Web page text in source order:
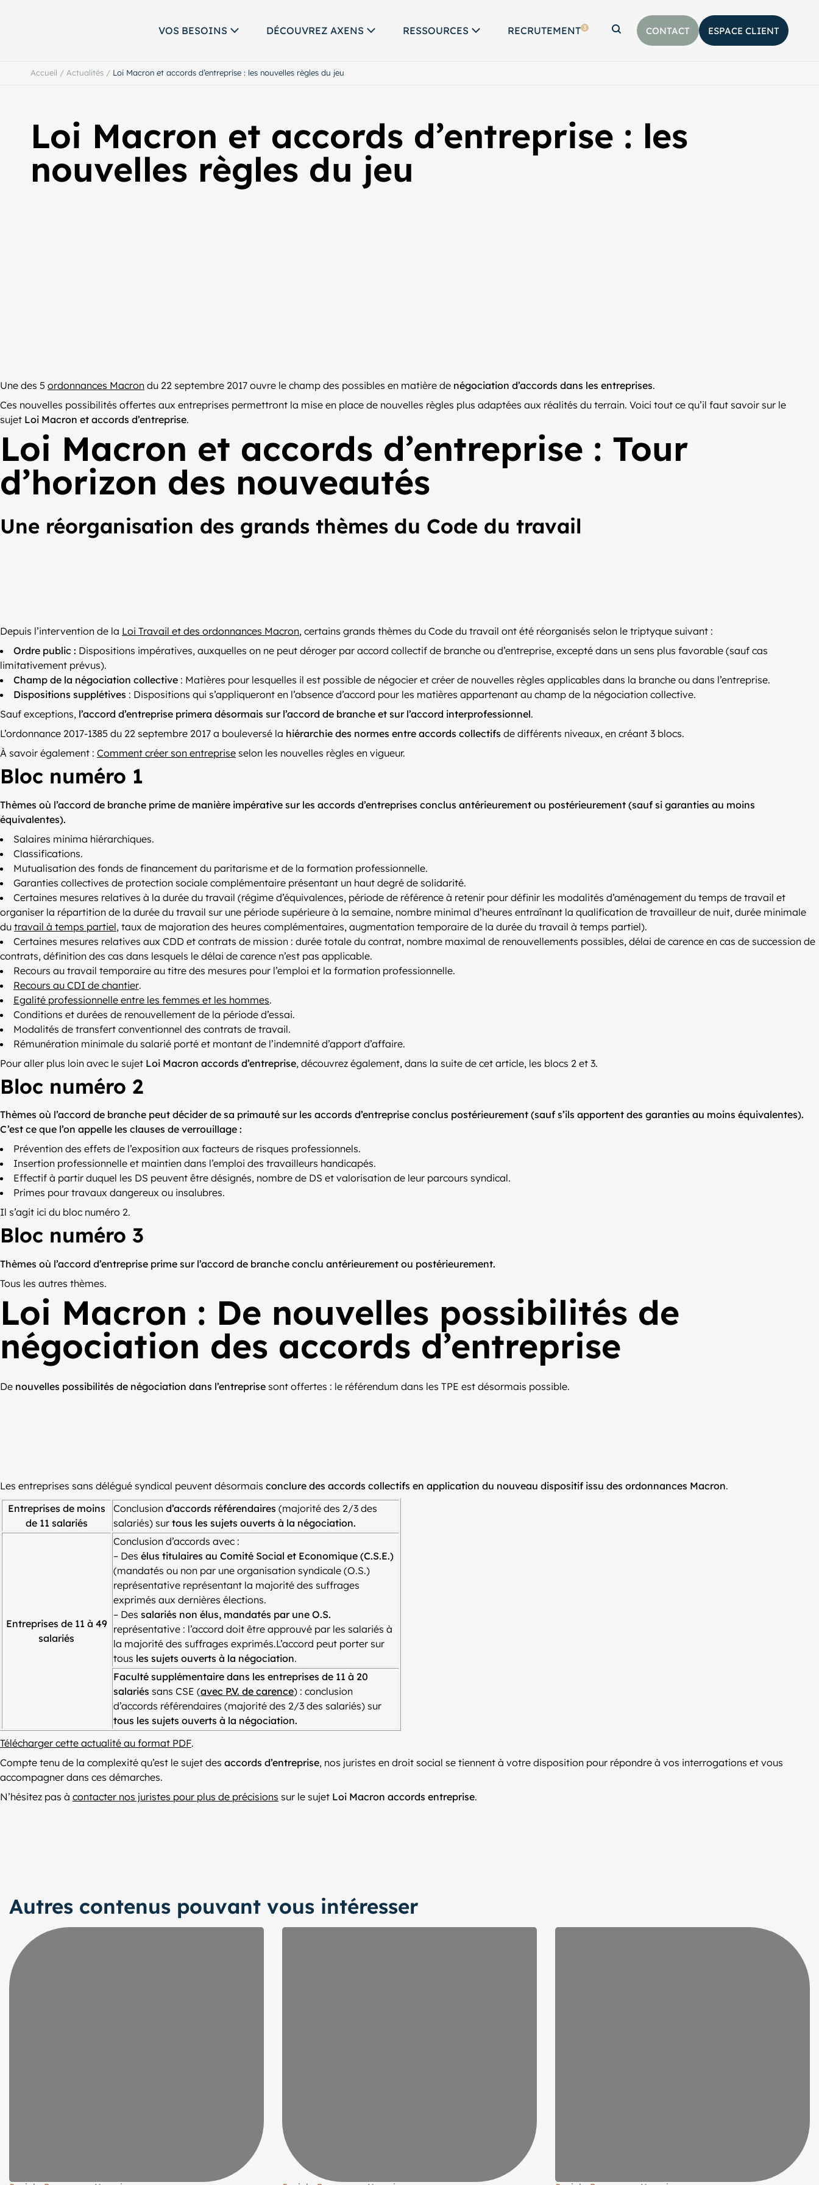
VOS BESOINS DÉCOUVREZ AXENS RESSOURCES RECRUTEMENT 3
Afficher la barre de recherche
CONTACT ESPACE CLIENT
Accueil / Actualités / Loi Macron et accords d’entreprise : les nouvelles règles du jeu
Loi Macron et accords d’entreprise : les
nouvelles règles du jeu
Une des 5 ordonnances Macron du 22 septembre 2017 ouvre le champ des possibles en matière de négociation d’accords dans les entreprises.
Ces nouvelles possibilités offertes aux entreprises permettront la mise en place de nouvelles règles plus adaptées aux réalités du terrain. Voici tout ce qu’il faut savoir sur le
sujet Loi Macron et accords d’entreprise.
Loi Macron et accords d’entreprise : Tour
d’horizon des nouveautés
Une réorganisation des grands thèmes du Code du travail
Depuis l’intervention de la Loi Travail et des ordonnances Macron, certains grands thèmes du Code du travail ont été réorganisés selon le triptyque suivant :
Ordre public : Dispositions impératives, auxquelles on ne peut déroger par accord collectif de branche ou d’entreprise, excepté dans un sens plus favorable (sauf cas
limitativement prévus).
Champ de la négociation collective : Matières pour lesquelles il est possible de négocier et créer de nouvelles règles applicables dans la branche ou dans l’entreprise.
Dispositions supplétives : Dispositions qui s’appliqueront en l’absence d’accord pour les matières appartenant au champ de la négociation collective.
Sauf exceptions, l’accord d’entreprise primera désormais sur l’accord de branche et sur l’accord interprofessionnel.
L’ordonnance 2017-1385 du 22 septembre 2017 a bouleversé la hiérarchie des normes entre accords collectifs de différents niveaux, en créant 3 blocs.
À savoir également : Comment créer son entreprise selon les nouvelles règles en vigueur.
Bloc numéro 1
Thèmes où l’accord de branche prime de manière impérative sur les accords d’entreprises conclus antérieurement ou postérieurement (sauf si garanties au moins
équivalentes).
Salaires minima hiérarchiques.
Classifications.
Mutualisation des fonds de financement du paritarisme et de la formation professionnelle.
Garanties collectives de protection sociale complémentaire présentant un haut degré de solidarité.
Certaines mesures relatives à la durée du travail (régime d’équivalences, période de référence à retenir pour définir les modalités d’aménagement du temps de travail et
organiser la répartition de la durée du travail sur une période supérieure à la semaine, nombre minimal d’heures entraînant la qualification de travailleur de nuit, durée minimale
du travail à temps partiel, taux de majoration des heures complémentaires, augmentation temporaire de la durée du travail à temps partiel).
Certaines mesures relatives aux CDD et contrats de mission : durée totale du contrat, nombre maximal de renouvellements possibles, délai de carence en cas de succession de
contrats, définition des cas dans lesquels le délai de carence n’est pas applicable.
Recours au travail temporaire au titre des mesures pour l’emploi et la formation professionnelle.
Recours au CDI de chantier.
Egalité professionnelle entre les femmes et les hommes.
Conditions et durées de renouvellement de la période d’essai.
Modalités de transfert conventionnel des contrats de travail.
Rémunération minimale du salarié porté et montant de l’indemnité d’apport d’affaire.
Pour aller plus loin avec le sujet Loi Macron accords d’entreprise, découvrez également, dans la suite de cet article, les blocs 2 et 3.
Bloc numéro 2
Thèmes où l’accord de branche peut décider de sa primauté sur les accords d’entreprise conclus postérieurement (sauf s’ils apportent des garanties au moins équivalentes).
C’est ce que l’on appelle les clauses de verrouillage :
Prévention des effets de l’exposition aux facteurs de risques professionnels.
Insertion professionnelle et maintien dans l’emploi des travailleurs handicapés.
Effectif à partir duquel les DS peuvent être désignés, nombre de DS et valorisation de leur parcours syndical.
Primes pour travaux dangereux ou insalubres.
Il s’agit ici du bloc numéro 2.
Bloc numéro 3
Thèmes où l’accord d’entreprise prime sur l’accord de branche conclu antérieurement ou postérieurement.
Tous les autres thèmes.
Loi Macron : De nouvelles possibilités de
négociation des accords d’entreprise
De nouvelles possibilités de négociation dans l’entreprise sont offertes : le référendum dans les TPE est désormais possible.
Les entreprises sans délégué syndical peuvent désormais conclure des accords collectifs en application du nouveau dispositif issu des ordonnances Macron.
Entreprises de moins
de 11 salariés
Conclusion d’accords référendaires (majorité des 2/3 des
salariés) sur tous les sujets ouverts à la négociation.
Entreprises de 11 à 49
salariés
Conclusion d’accords avec :
– Des élus titulaires au Comité Social et Economique (C.S.E.)
(mandatés ou non par une organisation syndicale (O.S.)
représentative représentant la majorité des suffrages
exprimés aux dernières élections.
– Des salariés non élus, mandatés par une O.S.
représentative : l’accord doit être approuvé par les salariés à
la majorité des suffrages exprimés.L’accord peut porter sur
tous les sujets ouverts à la négociation.
Faculté supplémentaire dans les entreprises de 11 à 20
salariés sans CSE (avec P.V. de carence) : conclusion
d’accords référendaires (majorité des 2/3 des salariés) sur
tous les sujets ouverts à la négociation.
Télécharger cette actualité au format PDF.
Compte tenu de la complexité qu’est le sujet des accords d’entreprise, nos juristes en droit social se tiennent à votre disposition pour répondre à vos interrogations et vous
accompagner dans ces démarches.
N’hésitez pas à contacter nos juristes pour plus de précisions sur le sujet Loi Macron accords entreprise.
Autres contenus pouvant vous intéresser